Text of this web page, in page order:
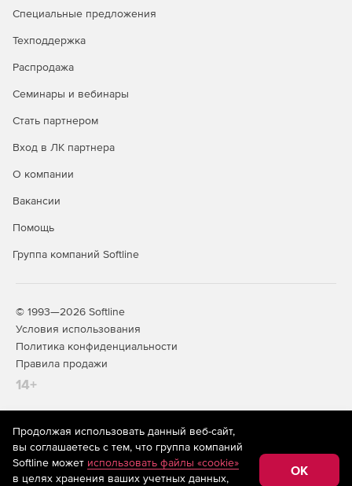
Специальные предложения
Техподдержка
Распродажа
Семинары и вебинары
Стать партнером
Вход в ЛК партнера
О компании
Вакансии
Помощь
Группа компаний Softline
© 1993—2026 Softline
Условия использования
Политика конфиденциальности
Правила продажи
14+
На информационном ресурсе store.softline.ru применяются
рекомендательные технологии(информационные технологии
предоставления информации на основе сбора,
систематизации и анализа сведений, относящихся к
Продолжая использовать данный веб-сайт,
вы соглашаетесь с тем, что группа компаний
Softline может использовать файлы «cookie»
в целях хранения ваших учетных данных,
OK